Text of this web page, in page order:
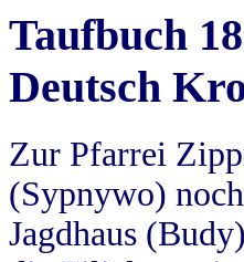
Taufbuch
Deutsch
Zur Pfarrei
(Sypnywo)
Jagdhaus